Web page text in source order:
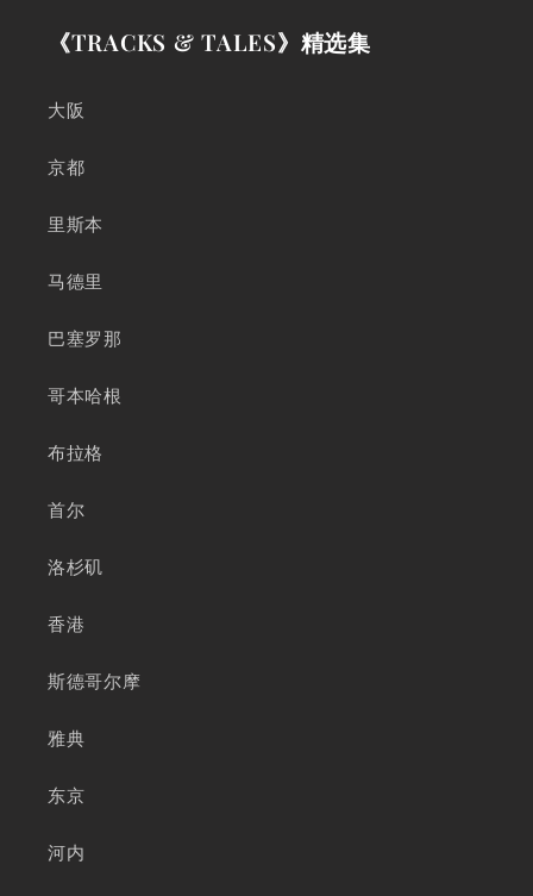
《TRACKS & TALES》精选集
大阪
京都
里斯本
马德里
巴塞罗那
哥本哈根
布拉格
首尔
洛杉矶
香港
斯德哥尔摩
雅典
东京
河内